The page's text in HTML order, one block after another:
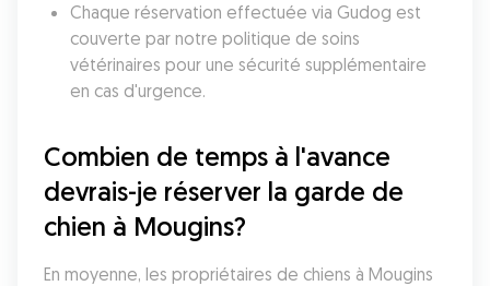
Chaque réservation effectuée via Gudog est
couverte par notre politique de soins
vétérinaires pour une sécurité supplémentaire
en cas d'urgence.
Combien de temps à l'avance
devrais-je réserver la garde de
chien à Mougins?
En moyenne, les propriétaires de chiens à Mougins